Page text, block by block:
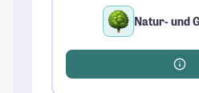
Natur- und